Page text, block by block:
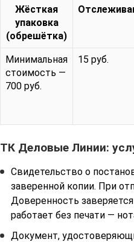
Жёсткая
упаковка
(обрешётка)
Минимальная
стоимость —
700 руб.
15 руб.
ТК Деловые Линии:
Свидетельство о
заверенной копии. При
Доверенность
работает без печати —
Документ,